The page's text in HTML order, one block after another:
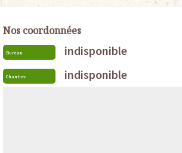
Nos coordonnées
Bureau indisponible
Chantier indisponible